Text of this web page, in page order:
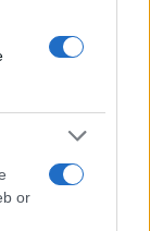
or
τα
εν
από
η
τα